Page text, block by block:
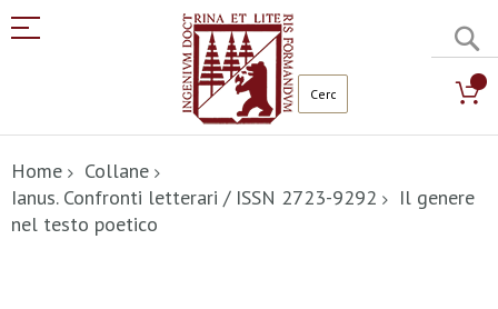
al
contenuto
Home
Collane
Ianus. Confronti letterari / ISSN 2723-9292
Il genere
nel testo poetico